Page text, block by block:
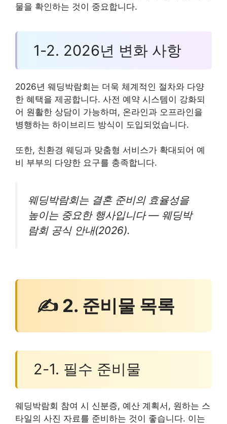
물을 확인하는 것이 중요합니다.
1-2. 2026년 변화 사항
2026년 웨딩박람회는 더욱 체계적인 절차와 다양
한 혜택을 제공합니다. 사전 예약 시스템이 강화되
어 원활한 상담이 가능하며, 온라인과 오프라인을
병행하는 하이브리드 방식이 도입되었습니다.
또한, 친환경 웨딩과 맞춤형 서비스가 확대되어 예
비 부부의 다양한 요구를 충족합니다.
웨딩박람회는 결혼 준비의 효율성을
높이는 중요한 행사입니다 — 웨딩박
람회 공식 안내(2026).
✍ 2. 준비물 목록
2-1. 필수 준비물
웨딩박람회 참여 시 신분증, 예산 계획서, 원하는 스
타일의 사진 자료를 준비하는 것이 좋습니다. 이는